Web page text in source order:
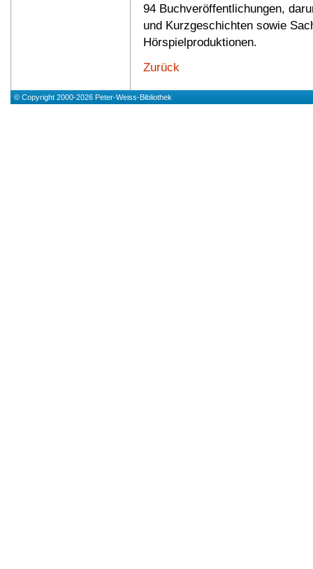
94 Buchveröffentlichungen,
und Kurzgeschichten sowie
Hörspielproduktionen.
Zurück
© Copyright 2000-2026 Peter-Weiss-Bibliothek